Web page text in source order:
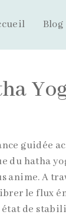
Blog
guidée
du hatha
anime. A
le flux
état de